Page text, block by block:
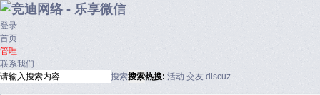
登录
首页
管理
联系我们
搜索搜索热搜: 活动 交友 discuz